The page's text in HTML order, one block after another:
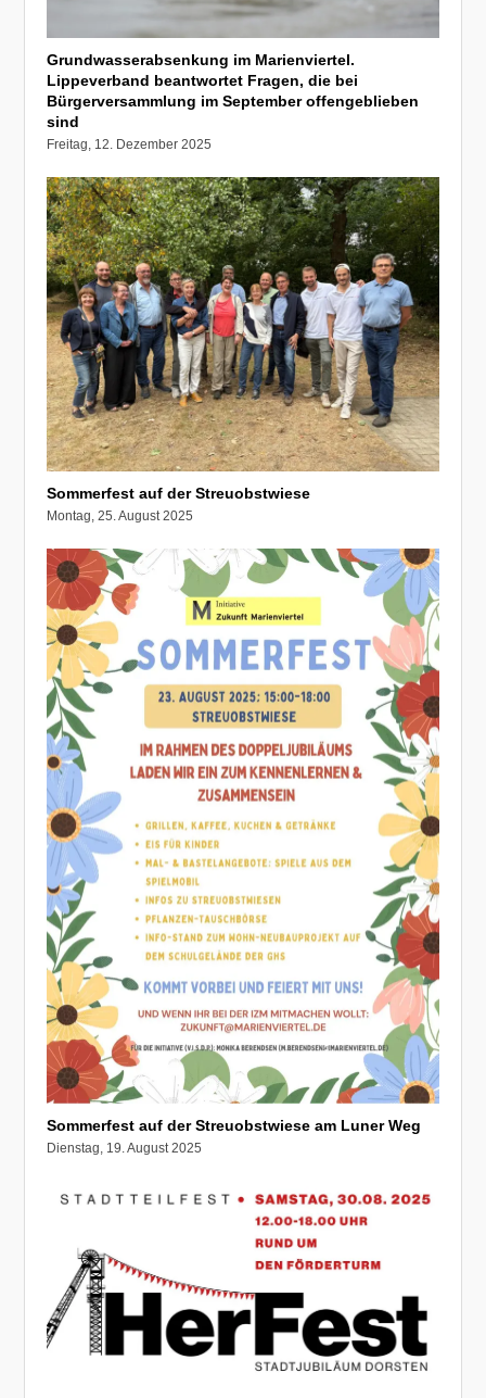
Grundwasserabsenkung im Marienviertel.
Lippeverband beantwortet Fragen, die bei
Bürgerversammlung im September offengeblieben
sind
Freitag, 12. Dezember 2025
Sommerfest auf der Streuobstwiese
Montag, 25. August 2025
Sommerfest auf der Streuobstwiese am Luner Weg
Dienstag, 19. August 2025